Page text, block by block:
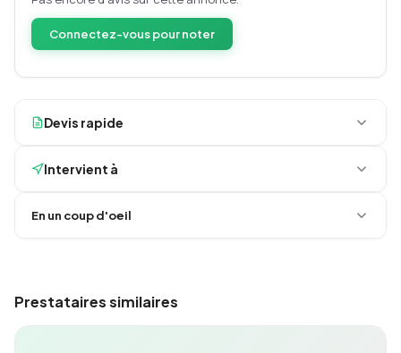
Connectez-vous pour noter
Devis rapide
Intervient à
En un coup d'oeil
Prestataires similaires